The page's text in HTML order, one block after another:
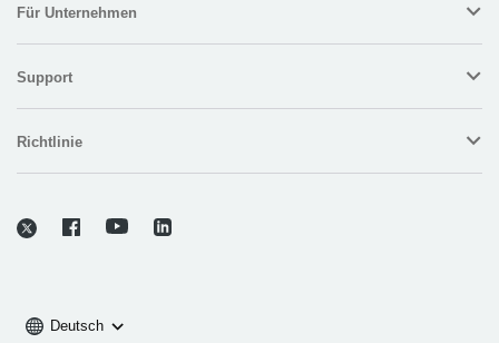
Für Unternehmen
Support
Richtlinie
Deutsch